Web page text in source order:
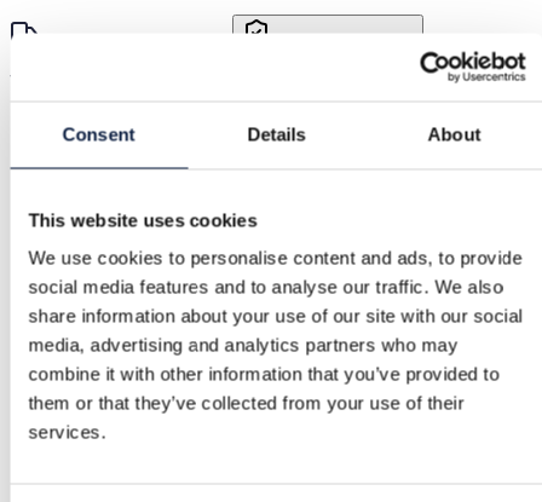
Consent Details About
This website uses cookies
We use cookies to personalise content and ads, to provide
social media features and to analyse our traffic. We also
share information about your use of our site with our social
media, advertising and analytics partners who may
combine it with other information that you’ve provided to
them or that they’ve collected from your use of their
services.
Very good condition black Longchamp handbag Näytä
Ostajan turva
Ilmainen palautus
Hyvitys, jos tuote on viallinen tai ei vastaa kuvausta
Turvallinen maksu
Varat säilytetään, kunnes vahvistat tuotteen olevan